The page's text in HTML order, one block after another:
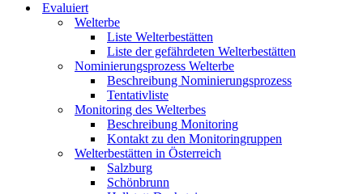
Evaluiert
Welterbe
Liste Welterbestätten
Liste der gefährdeten Welterbestätten
Nominierungsprozess Welterbe
Beschreibung Nominierungsprozess
Tentativliste
Monitoring des Welterbes
Beschreibung Monitoring
Kontakt zu den Monitoringruppen
Welterbestätten in Österreich
Salzburg
Schönbrunn